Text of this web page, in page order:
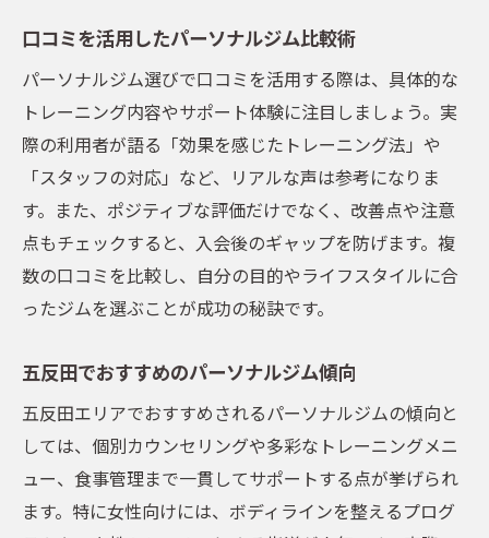
口コミを活用したパーソナルジム比較術
パーソナルジム選びで口コミを活用する際は、具体的な
トレーニング内容やサポート体験に注目しましょう。実
際の利用者が語る「効果を感じたトレーニング法」や
「スタッフの対応」など、リアルな声は参考になりま
す。また、ポジティブな評価だけでなく、改善点や注意
点もチェックすると、入会後のギャップを防げます。複
数の口コミを比較し、自分の目的やライフスタイルに合
ったジムを選ぶことが成功の秘訣です。
五反田でおすすめのパーソナルジム傾向
五反田エリアでおすすめされるパーソナルジムの傾向と
しては、個別カウンセリングや多彩なトレーニングメニ
ュー、食事管理まで一貫してサポートする点が挙げられ
ます。特に女性向けには、ボディラインを整えるプログ